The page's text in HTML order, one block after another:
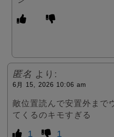
匿名 より:
6月 15, 2026 10:06 am
敵位置読んで安置外まで
てくるのキモすぎる
1 1